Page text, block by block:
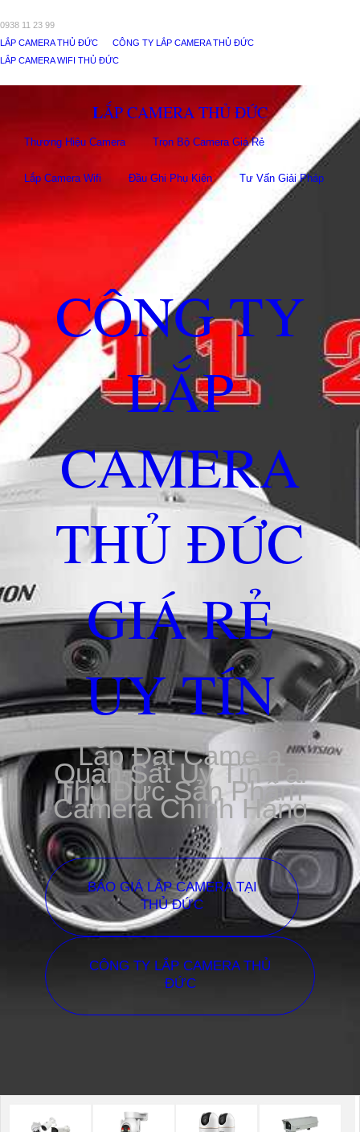
0938 11 23 99
LẮP CAMERA THỦ ĐỨC
CÔNG TY LẮP CAMERA THỦ ĐỨC
LẮP CAMERA WIFI THỦ ĐỨC
LẮP CAMERA THỦ ĐỨC
Thương Hiệu Camera Trọn Bộ Camera Giá Rẻ
Lắp Camera Wifi Đầu Ghi Phụ Kiên Tư Vấn Giải Pháp
CÔNG TY
LẮP
CAMERA
THỦ ĐỨC
GIÁ RẺ
UY TÍN
Lắp Đặt Camera
Quan Sát Uy Tín Tại
Thủ Đức Sản Phẩm
Camera Chính Hãng
BÁO GIÁ LẮP CAMERA TẠI
THỦ ĐỨC
CÔNG TY LẮP CAMERA THỦ
ĐỨC